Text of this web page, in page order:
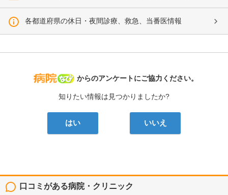
各都道府県の休日・夜間診療、救急、当番医情報
病院なび
からのアンケートにご協力ください。
知りたい情報は見つかりましたか?
はい いいえ
口コミがある病院・クリニック